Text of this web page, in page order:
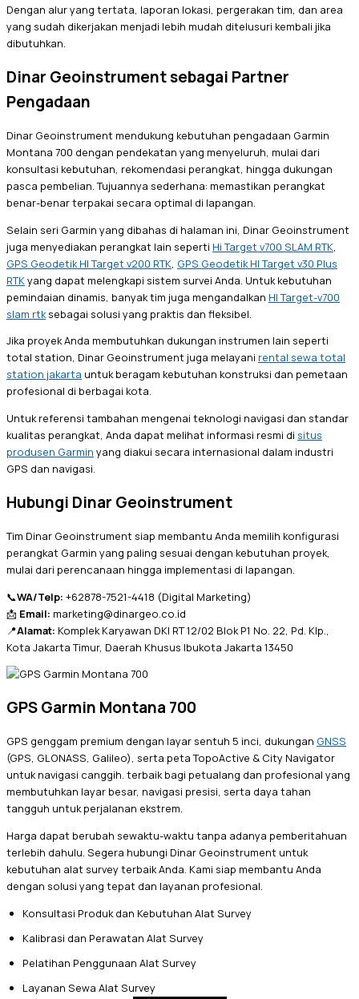
Dengan alur yang tertata, laporan lokasi, pergerakan tim, dan area
yang sudah dikerjakan menjadi lebih mudah ditelusuri kembali jika
dibutuhkan.
Dinar Geoinstrument sebagai Partner
Pengadaan
Dinar Geoinstrument mendukung kebutuhan pengadaan Garmin
Montana 700 dengan pendekatan yang menyeluruh, mulai dari
konsultasi kebutuhan, rekomendasi perangkat, hingga dukungan
pasca pembelian. Tujuannya sederhana: memastikan perangkat
benar-benar terpakai secara optimal di lapangan.
Selain seri Garmin yang dibahas di halaman ini, Dinar Geoinstrument
juga menyediakan perangkat lain seperti Hi Target v700 SLAM RTK,
GPS Geodetik HI Target v200 RTK, GPS Geodetik HI Target v30 Plus
RTKyang dapat melengkapi sistem survei Anda. Untuk kebutuhan
pemindaian dinamis, banyak tim juga mengandalkan HI Target-v700
slam rtksebagai solusi yang praktis dan fleksibel.
Jika proyek Anda membutuhkan dukungan instrumen lain seperti
total station, Dinar Geoinstrument juga melayani rental sewa total
station jakarta untuk beragam kebutuhan konstruksi dan pemetaan
profesional di berbagai kota.
Untuk referensi tambahan mengenai teknologi navigasi dan standar
kualitas perangkat, Anda dapat melihat informasi resmi di situs
produsen Garmin yang diakui secara internasional dalam industri
GPS dan navigasi.
Hubungi Dinar Geoinstrument
Tim Dinar Geoinstrument siap membantu Anda memilih konfigurasi
perangkat Garmin yang paling sesuai dengan kebutuhan proyek,
mulai dari perencanaan hingga implementasi di lapangan.
📞WA/Telp: +62878-7521-4418 (Digital Marketing)
📩 Email: marketing@dinargeo.co.id
📍Alamat: Komplek Karyawan DKI RT 12/02 Blok P1 No. 22, Pd. Klp.,
Kota Jakarta Timur, Daerah Khusus Ibukota Jakarta 13450
GPS Garmin Montana 700
GPS genggam premium dengan layar sentuh 5 inci, dukungan GNSS
(GPS, GLONASS, Galileo), serta peta TopoActive & City Navigator
untuk navigasi canggih. terbaik bagi petualang dan profesional yang
membutuhkan layar besar, navigasi presisi, serta daya tahan
tangguh untuk perjalanan ekstrem.
Harga dapat berubah sewaktu-waktu tanpa adanya pemberitahuan
terlebih dahulu. Segera hubungi Dinar Geoinstrument untuk
kebutuhan alat survey terbaik Anda. Kami siap membantu Anda
dengan solusi yang tepat dan layanan profesional.
Konsultasi Produk dan Kebutuhan Alat Survey
Kalibrasi dan Perawatan Alat Survey
Pelatihan Penggunaan Alat Survey
Layanan Sewa Alat Survey